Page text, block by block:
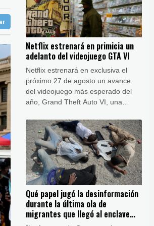
28 °C
26 °C
Ibiza
26 °C
23 °C
uruguayo
Netflix estrenará en primicia un
adelanto del videojuego GTA VI
Netflix estrenará en exclusiva el
próximo 27 de agosto un avance
del videojuego más esperado del
año, Grand Theft Auto VI, una
anunció este jueves el estudio
estadounidense Rockstar.
Qué papel jugó la desinformación
durante la última ola de
migrantes que llegó al enclave